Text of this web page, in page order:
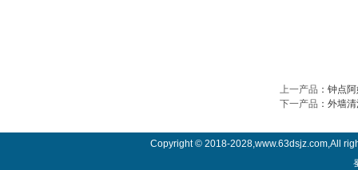
上一产品 ： 钟点
下一产品 ： 外墙
Copyright © 2018-2028,www.63dsjz.com,All